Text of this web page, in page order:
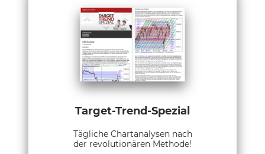
Target-Trend-Spezial
Tägliche Chartanalysen nach
der revolutionären Methode!